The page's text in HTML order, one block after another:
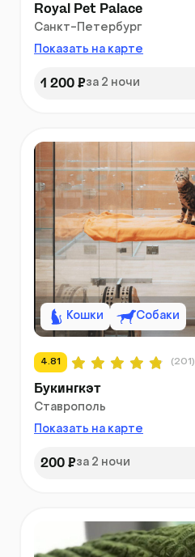
Royal Pet Palace
Санкт-Петербург
Показать на карте
1 200 ₽за 2 ночи
Кошки Собаки
4.81 (201)
Букингкэт
Ставрополь
Показать на карте
200 ₽за 2 ночи